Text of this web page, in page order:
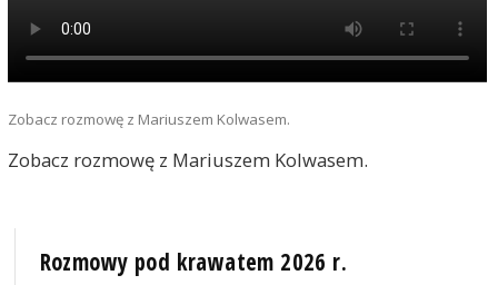
Zobacz rozmowę z Mariuszem Kolwasem.
Zobacz rozmowę z Mariuszem Kolwasem.
Rozmowy pod krawatem 2026 r.